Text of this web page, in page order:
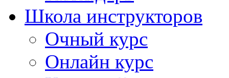
Школа инструкторов
Очный курс
Онлайн курс